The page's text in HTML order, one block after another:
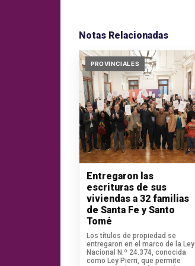
Notas Relacionadas
PROVINCIALES
Entregaron las
escrituras de sus
viviendas a 32 familias
de Santa Fe y Santo
Tomé
Los títulos de propiedad se
entregaron en el marco de la Ley
Nacional N.º 24.374, conocida
como Ley Pierri, que permite